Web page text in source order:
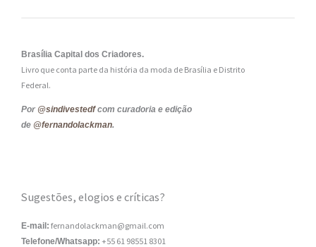
Brasília Capital dos Criadores.
Livro que conta parte da história da moda de Brasília e Distrito
Federal.
Por @sindivestedfcom curadoria e edição
de @fernandolackman.
Sugestões, elogios e críticas?
E-mail: fernandolackman@gmail.com
Telefone/Whatsapp: +55 61 98551 8301